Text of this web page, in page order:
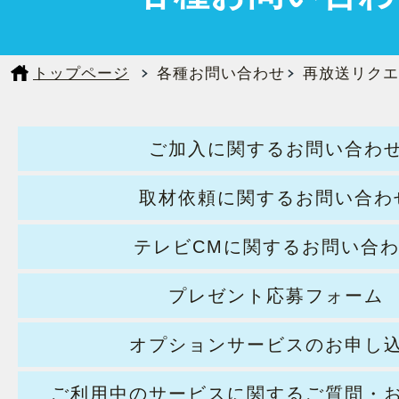
トップページ 各種お問い合わせ 再放送リク
ご加入に関するお問い合わ
取材依頼に関するお問い合わ
テレビCMに関するお問い合
プレゼント応募フォーム
オプションサービスのお申し
ご利用中のサービスに関するご質問・